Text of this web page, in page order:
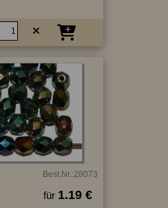
Best.Nr.:28073
für 1.19 €